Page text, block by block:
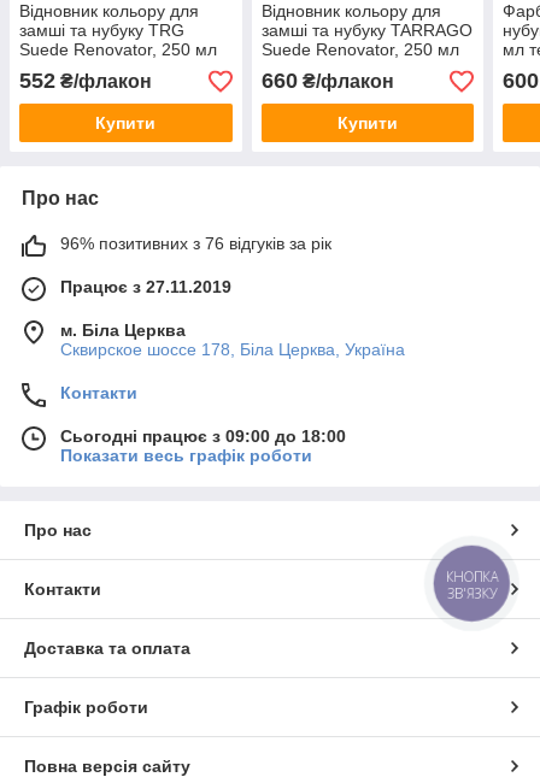
Відновник кольору для
замші та нубуку TRG
Suede Renovator, 250 мл
чорний #118
552 ₴/флакон
Купити
Відновник кольору для
замші та нубуку TARRAGO
Suede Renovator, 250 мл
pink рожевий #100
660₴/флакон
Купити
мл
600
Про нас
96% позитивних з 76 відгуків за рік
Працює з 27.11.2019
м. Біла Церква
Сквирское шоссе 178, Біла Церква, Україна
Контакти
Сьогодні працює з 09:00 до 18:00
Показати весь графік роботи
Про нас
Контакти
Доставка та оплата
Графік роботи
Повна версія сайту
КНОПКА
ЗВ'ЯЗКУ